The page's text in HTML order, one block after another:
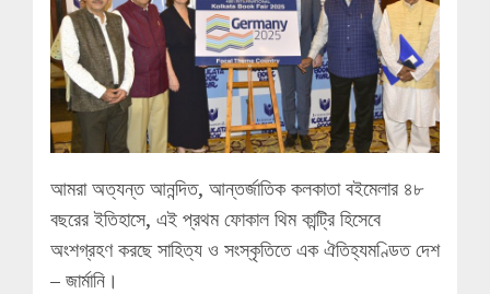
আমরা অত্যন্ত আনন্দিত, আন্তর্জাতিক কলকাতা বইমেলার ৪৮
বছরের ইতিহাসে, এই প্রথম ফোকাল থিম কান্ট্রি হিসেবে
অংশগ্রহণ করছে সাহিত্য ও সংস্কৃতিতে এক ঐতিহ্যমণ্ডিত দেশ
– জার্মানি।